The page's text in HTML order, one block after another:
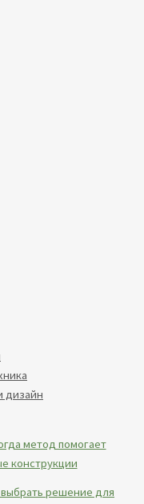
дизайн
метод помогает
конструкции
решение для